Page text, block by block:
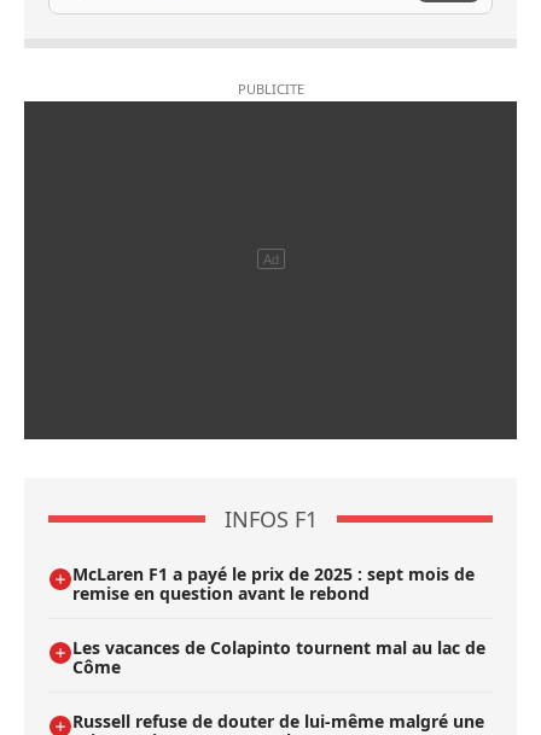
INFOS F1
McLaren F1 a payé le prix de 2025 : sept mois de
remise en question avant le rebond
Les vacances de Colapinto tournent mal au lac de
Côme
Russell refuse de douter de lui-même malgré une